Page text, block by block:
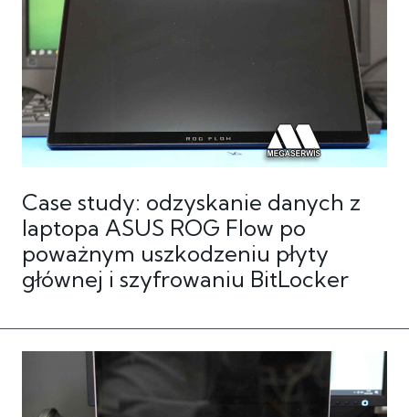
Case study: odzyskanie danych z
laptopa ASUS ROG Flow po
poważnym uszkodzeniu płyty
głównej i szyfrowaniu BitLocker